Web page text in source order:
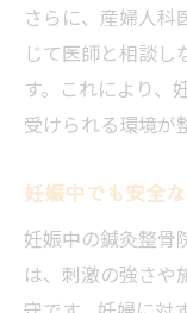
妊婦の
鍼灸整
妊娠中
由
体のだ
和
さらに、産婦人科
じて医師と相談し
す。これにより、
受けられる環境が
妊娠中でも安全
妊娠中の鍼灸整骨
は、刺激の強さや